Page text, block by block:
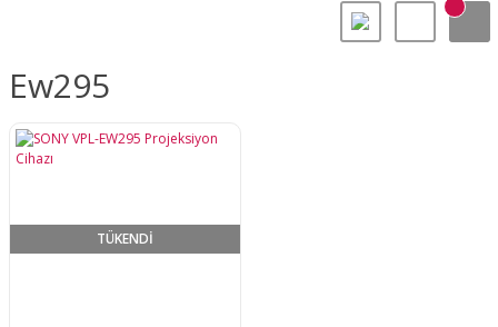
Ew295
TÜKENDİ